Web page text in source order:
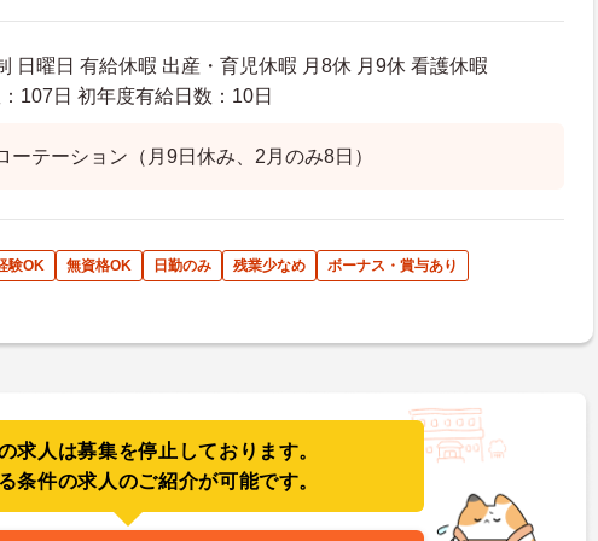
日曜日 有給休暇 出産・育児休暇 月8休 月9休 看護休暇
107日 初年度有給日数：10日
ーテーション（月9日休み、2月のみ8日）
験OK 無資格OK 日勤のみ 残業少なめ
ボーナス・賞与あり
求人は募集を停止しております。
条件の求人のご紹介が可能です。